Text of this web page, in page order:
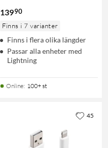
13990
Finns i 7 varianter
Finns i flera olika längder
Passar alla enheter med
Lightning
Online: 100+ st
45